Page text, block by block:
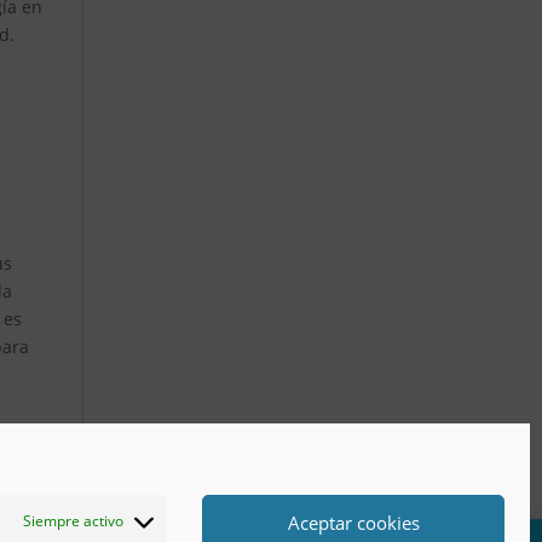
Siempre activo Aceptar cookies
en